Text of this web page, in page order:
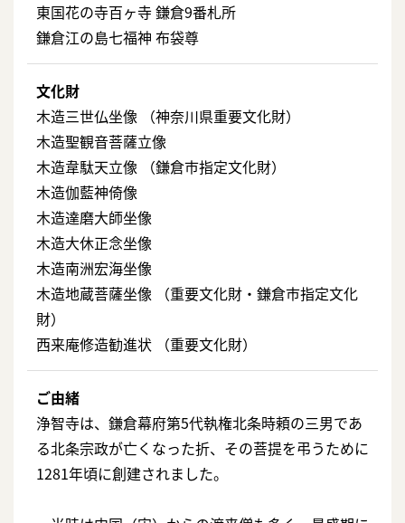
東国花の寺百ヶ寺 鎌倉9番札所
鎌倉江の島七福神 布袋尊
文化財
木造三世仏坐像 （神奈川県重要文化財）
木造聖観音菩薩立像
木造韋駄天立像 （鎌倉市指定文化財）
木造伽藍神倚像
木造達磨大師坐像
木造大休正念坐像
木造南洲宏海坐像
木造地蔵菩薩坐像 （重要文化財・鎌倉市指定文化
財）
西来庵修造勧進状 （重要文化財）
ご由緒
浄智寺は、鎌倉幕府第5代執権北条時頼の三男であ
る北条宗政が亡くなった折、その菩提を弔うために
1281年頃に創建されました。